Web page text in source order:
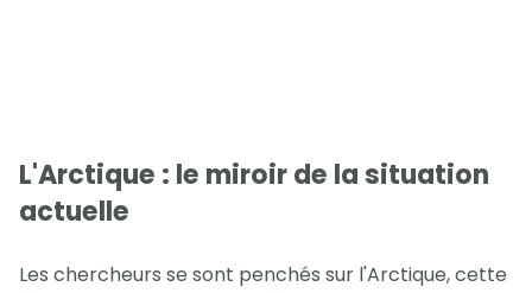
L'Arctique : le miroir de la situation
actuelle
Les chercheurs se sont penchés sur l'Arctique, cette